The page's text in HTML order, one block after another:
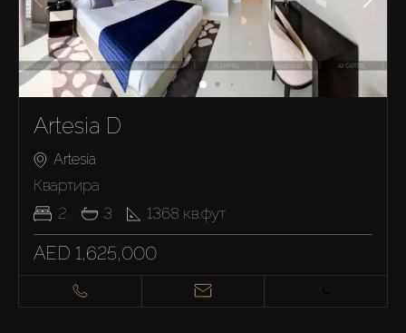
Artesia D
Artesia
Квартира
2
3 1368 кв.фут
AED 1,625,000